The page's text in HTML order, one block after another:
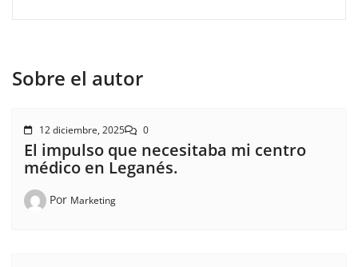
Sobre el autor
12 diciembre, 2025 0
El impulso que necesitaba mi centro
médico en Leganés.
Por Marketing